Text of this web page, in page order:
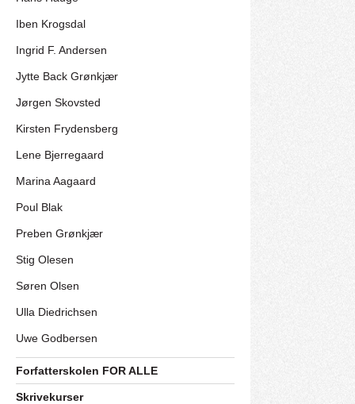
Iben Krogsdal
Ingrid F. Andersen
Jytte Back Grønkjær
Jørgen Skovsted
Kirsten Frydensberg
Lene Bjerregaard
Marina Aagaard
Poul Blak
Preben Grønkjær
Stig Olesen
Søren Olsen
Ulla Diedrichsen
Uwe Godbersen
Forfatterskolen FOR ALLE
Skrivekurser